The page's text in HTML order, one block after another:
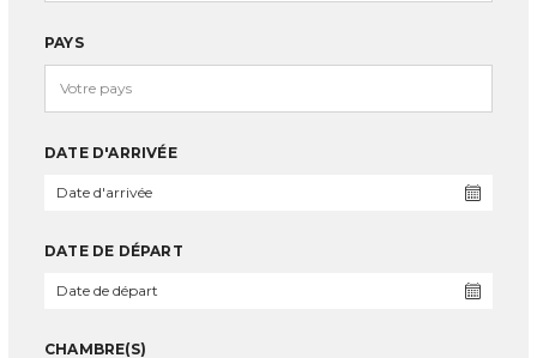
PAYS
DATE D'ARRIVÉE
DATE DE DÉPART
CHAMBRE(S)